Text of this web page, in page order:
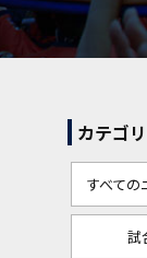
カテゴ
すべての
試